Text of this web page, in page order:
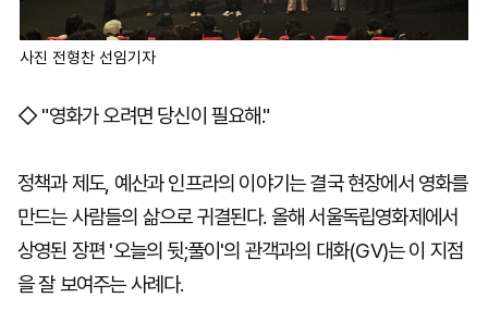
사진 전형찬 선임기자
◇ "영화가 오려면 당신이 필요해."
정책과 제도, 예산과 인프라의 이야기는 결국 현장에서 영화를
만드는 사람들의 삶으로 귀결된다. 올해 서울독립영화제에서
상영된 장편 '오늘의 뒷;풀이'의 관객과의 대화(GV)는 이 지점
을 잘 보여주는 사례다.